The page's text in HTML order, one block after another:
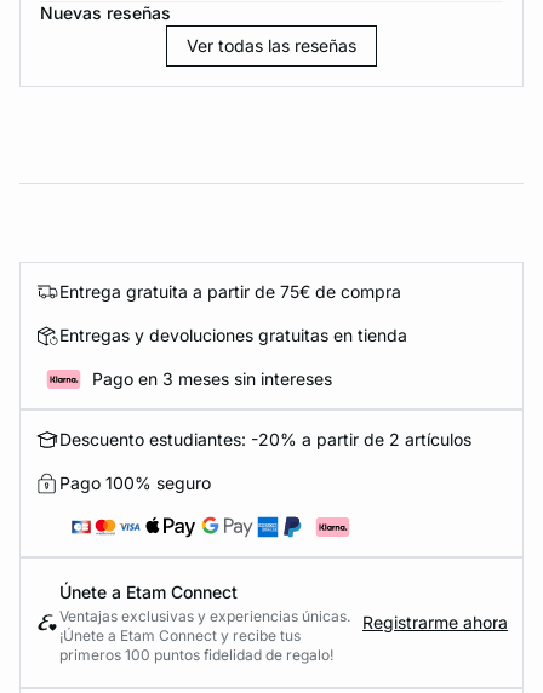
Nuevas reseñas
Ver todas las reseñas
Entrega gratuita a partir de 75€ de compra
Entregas y devoluciones gratuitas en tienda
Pago en 3 meses sin intereses
Descuento estudiantes: -20% a partir de 2 artículos
Pago 100% seguro
Únete a Etam Connect
Ventajas exclusivas y experiencias únicas.
¡Únete a Etam Connect y recibe tus
primeros 100 puntos fidelidad de regalo!
Registrarme ahora